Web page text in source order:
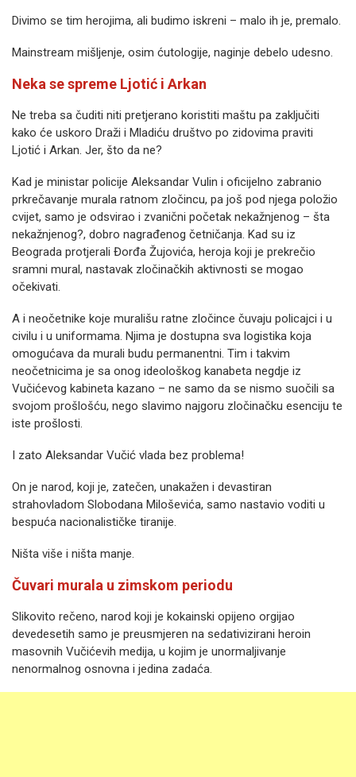
Divimo se tim herojima, ali budimo iskreni – malo ih je, premalo.
Mainstream mišljenje, osim ćutologije, naginje debelo udesno.
Neka se spreme Ljotić i Arkan
Ne treba sa čuditi niti pretjerano koristiti maštu pa zaključiti
kako će uskoro Draži i Mladiću društvo po zidovima praviti
Ljotić i Arkan. Jer, što da ne?
Kad je ministar policije Aleksandar Vulin i oficijelno zabranio
prkrečavanje murala ratnom zločincu, pa još pod njega položio
cvijet, samo je odsvirao i zvanični početak nekažnjenog – šta
nekažnjenog?, dobro nagrađenog četničanja. Kad su iz
Beograda protjerali Đorđa Žujovića, heroja koji je prekrečio
sramni mural, nastavak zločinačkih aktivnosti se mogao
očekivati.
A i neočetnike koje murališu ratne zločince čuvaju policajci i u
civilu i u uniformama. Njima je dostupna sva logistika koja
omogućava da murali budu permanentni. Tim i takvim
neočetnicima je sa onog ideološkog kanabeta negdje iz
Vučićevog kabineta kazano – ne samo da se nismo suočili sa
svojom prošlošću, nego slavimo najgoru zločinačku esenciju te
iste prošlosti.
I zato Aleksandar Vučić vlada bez problema!
On je narod, koji je, zatečen, unakažen i devastiran
strahovladom Slobodana Miloševića, samo nastavio voditi u
bespuća nacionalističke tiranije.
Ništa više i ništa manje.
Čuvari murala u zimskom periodu
Slikovito rečeno, narod koji je kokainski opijeno orgijao
devedesetih samo je preusmjeren na sedativizirani heroin
masovnih Vučićevih medija, u kojim je unormaljivanje
nenormalnog osnovna i jedina zadaća.